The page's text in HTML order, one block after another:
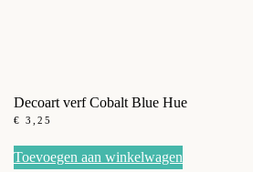
Decoart verf Cobalt Blue Hue
€ 3,25
Toevoegen aan winkelwagen